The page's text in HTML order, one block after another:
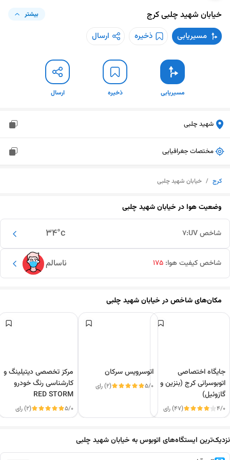
خیابان شهید چلبیکرج بیشتر
مسیریابی ذخیره ارسال
مسیریابی ذخیره ارسال
شهید چلبی
مختصات جغرافیایی
کرج / خیابان شهید چلبی
وضعیت هوا درخیابان شهید چلبی
34°c شاخص UV: 7
ناسالم شاخص کیفیت هوا: 175
مکان‌های شاخص درخیابان شهید چلبی
جایگاه اختصاصی
اتوبوسرانی کرج (بنزین و
گازوئیل)
4/0 (47) رای
اتوسرویس سرکان
5/0 (2) رای
مرکز تخصصی دیتیلینگ و
کارشناسی رنگ خودرو
RED STORM
5/0 (2) رای
نزدیک‌ترین ایستگاه‌های اتوبوس به خیابان شهید چلبی
این دور و بر